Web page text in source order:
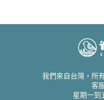
我們來自台灣，所
客
星期一到